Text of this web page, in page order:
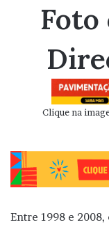
Clique na
Entre 1998 e